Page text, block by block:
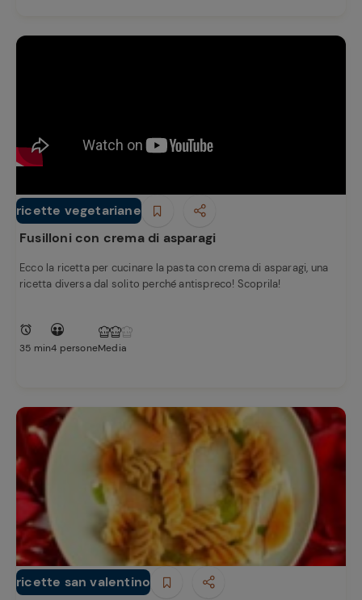
ricette vegetariane
Primi piatti
Fusilloni con crema di asparagi
Ecco la ricetta per cucinare la pasta con crema di asparagi, una
ricetta diversa dal solito perché antispreco! Scoprila!
35 min4 personeMedia
ricette san valentino
Primi piatti